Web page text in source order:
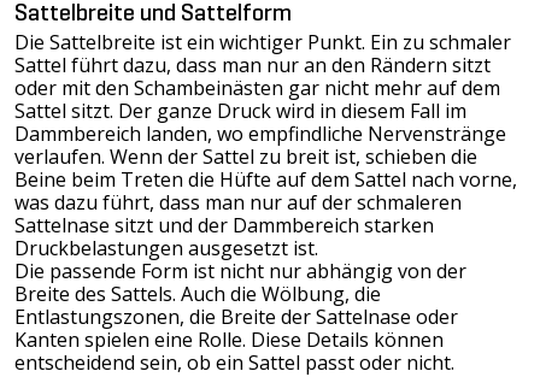
Sattelbreite und Sattelform
Die Sattelbreite ist ein wichtiger Punkt. Ein zu schmaler
Sattel führt dazu, dass man nur an den Rändern sitzt
oder mit den Schambeinästen gar nicht mehr auf dem
Sattel sitzt. Der ganze Druck wird in diesem Fall im
Dammbereich landen, wo empfindliche Nervenstränge
verlaufen. Wenn der Sattel zu breit ist, schieben die
Beine beim Treten die Hüfte auf dem Sattel nach vorne,
was dazu führt, dass man nur auf der schmaleren
Sattelnase sitzt und der Dammbereich starken
Druckbelastungen ausgesetzt ist.
Die passende Form ist nicht nur abhängig von der
Breite des Sattels. Auch die Wölbung, die
Entlastungszonen, die Breite der Sattelnase oder
Kanten spielen eine Rolle. Diese Details können
entscheidend sein, ob ein Sattel passt oder nicht.